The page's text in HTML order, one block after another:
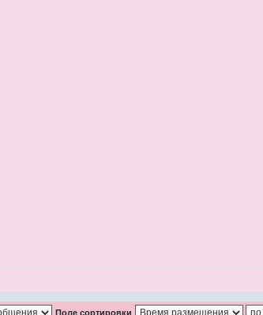
Поле сортировки